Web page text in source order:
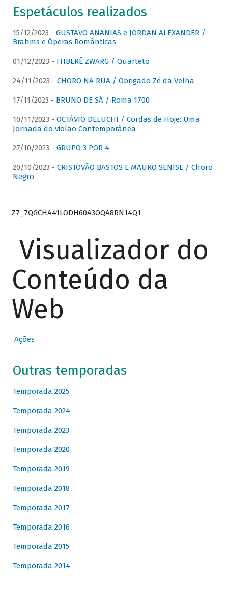
Espetáculos realizados
15/12/2023 - GUSTAVO ANANIAS e JORDAN ALEXANDER /
Brahms e Óperas Românticas
01/12/2023 - ITIBERÊ ZWARG / Quarteto
24/11/2023 - CHORO NA RUA / Obrigado Zé da Velha
17/11/2023 - BRUNO DE SÁ / Roma 1700
10/11/2023 - OCTÁVIO DELUCHI / Cordas de Hoje: Uma
Jornada do violão Contemporânea
27/10/2023 - GRUPO 3 POR 4
20/10/2023 - CRISTOVÃO BASTOS E MAURO SENISE / Choro
Negro
Z7_7QGCHA41LODH60A3OQA8RN14Q1
Visualizador do
Conteúdo da
Web
Ações
Outras temporadas
Temporada 2025
Temporada 2024
Temporada 2023
Temporada 2020
Temporada 2019
Temporada 2018
Temporada 2017
Temporada 2016
Temporada 2015
Temporada 2014